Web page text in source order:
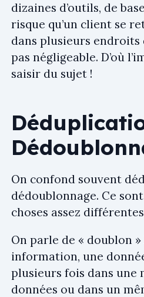
dizaines d’outils, de
risque qu’un client se
dans plusieurs endroits
pas négligeable. D’où
saisir du sujet !
On confond souvent
dédoublonnage. Ce
choses assez
On parle de « doublon »
information, une
plusieurs fois dans une
données ou dans un